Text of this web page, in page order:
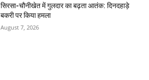
सिरसा-चौनीखेत में गुलदार का बढ़ता आतंक: दिनदहाड़े
बकरी पर किया हमला
August 7, 2026